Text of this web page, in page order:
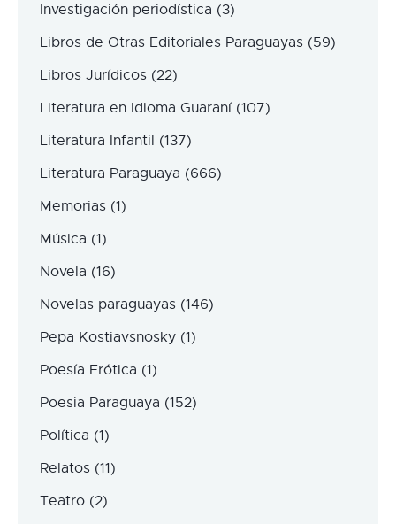
Investigación periodística (3)
Libros de Otras Editoriales Paraguayas (59)
Libros Jurídicos (22)
Literatura en Idioma Guaraní (107)
Literatura Infantil (137)
Literatura Paraguaya (666)
Memorias (1)
Música (1)
Novela (16)
Novelas paraguayas (146)
Pepa Kostiavsnosky (1)
Poesía Erótica (1)
Poesia Paraguaya (152)
Política (1)
Relatos (11)
Teatro (2)